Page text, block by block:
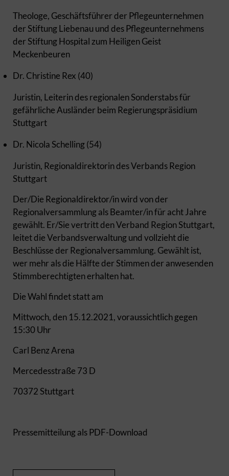
Theologe, Geschäftsführer der Pflegeunternehmen
der Stiftung Liebenau und des Pflegeunternehmens
der Stiftung Hospital zum Heiligen Geist
Meckenbeuren
Dr. Christine Rex (40)
Juristin, Leiterin des regionalen Sonderstabs für
gefährliche Ausländer beim Regierungspräsidium
Stuttgart
Dr. Nicola Schelling (54)
Juristin, Regionaldirektorin des Verbands Region
Stuttgart
Der/Die Regionaldirektor/in wird von der
Regionalversammlung als Beamter/in für acht Jahre
gewählt. Er/Sie vertritt den Verband Region Stuttgart,
leitet die Verbandsverwaltung und vollzieht die
Beschlüsse der Regionalversammlung. Gewählt ist,
wer mehr als die Hälfte der Stimmen der anwesenden
Stimmberechtigten erhalten hat.
Die Wahl findet statt am
Mittwoch, den 15.12.2021, voraussichtlich gegen
15:30 Uhr
Carl Benz Arena
Mercedesstraße 73 D
70372 Stuttgart
Pressemitteilung als PDF-Download